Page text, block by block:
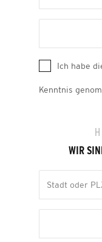
Ich habe
Kenntnis
WIR